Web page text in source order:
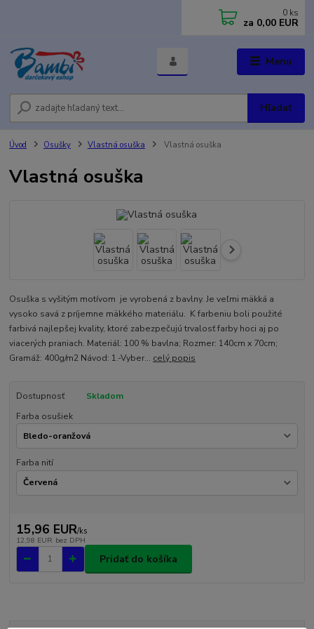
Menu
Hľadať
0 ks
za 0,00 EUR
Úvod Osušky Vlastná osuška Vlastná osuška
Vlastná osuška
Osuška s vyšitým motívom je vyrobená z bavlny. Je veľmi mäkká a
vysoko savá z príjemne mäkkého materiálu. K farbeniu boli použité
farbivá najlepšej kvality, ktoré zabezpečujú trvalosť farby hoci aj po
viacerých praniach. Materiál: 100 % bavlna; Rozmer: 140cm x 70cm;
Gramáž: 400g/m2 Návod: 1.-Vyber... celý popis
Dostupnosť
Skladom
Farba osušiek
Farba nití
15,96 EUR/ks
12,98 EUR bez DPH
Pridať do košíka